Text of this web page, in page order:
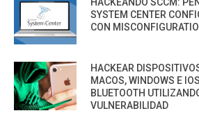
HACKEANDO SCCM:
SYSTEM CENTER
CON
HACKEAR
MACOS, WINDOWS E
BLUETOOTH
VULNERABILIDAD